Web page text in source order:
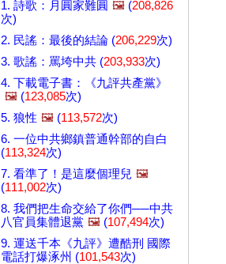
1. 詩歌：月圓家難圓 🖼️ (208,826
次)
2. 民謠：最後的結論 (206,229次)
3. 歌謠：罵垮中共 (203,933次)
4. 下載電子書：《九評共產黨》
🖼️ (123,085次)
5. 狼性 🖼️ (113,572次)
6. 一位中共鄉鎮普通幹部的自白
(113,324次)
7. 看準了！是這麼個理兒 🖼️
(111,002次)
8. 我們把生命交給了你們──中共
八官員集體退黨 🖼️ (107,494次)
9. 運送千本《九評》遭酷刑 國際
電話打爆涿州 (101,543次)